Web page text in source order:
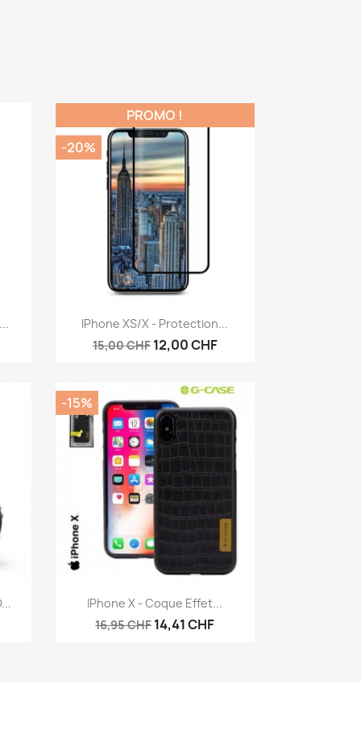
Aperçu rapide
IPhone XS/X - Protection...
15,00 CHF 12,00 CHF
PROMO !
-20%
Aperçu rapide
IPhone X - Coque Effet...
16,95 CHF14,41 CHF
-15%